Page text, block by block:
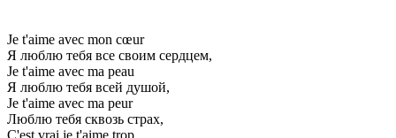
Je t'aime avec mon cœur
Я люблю тебя все своим сердцем,
Je t'aime avec ma peau
Я люблю тебя всей душой,
Je t'aime avec ma peur
Люблю тебя сквозь страх,
C'est vrai je t'aime trop